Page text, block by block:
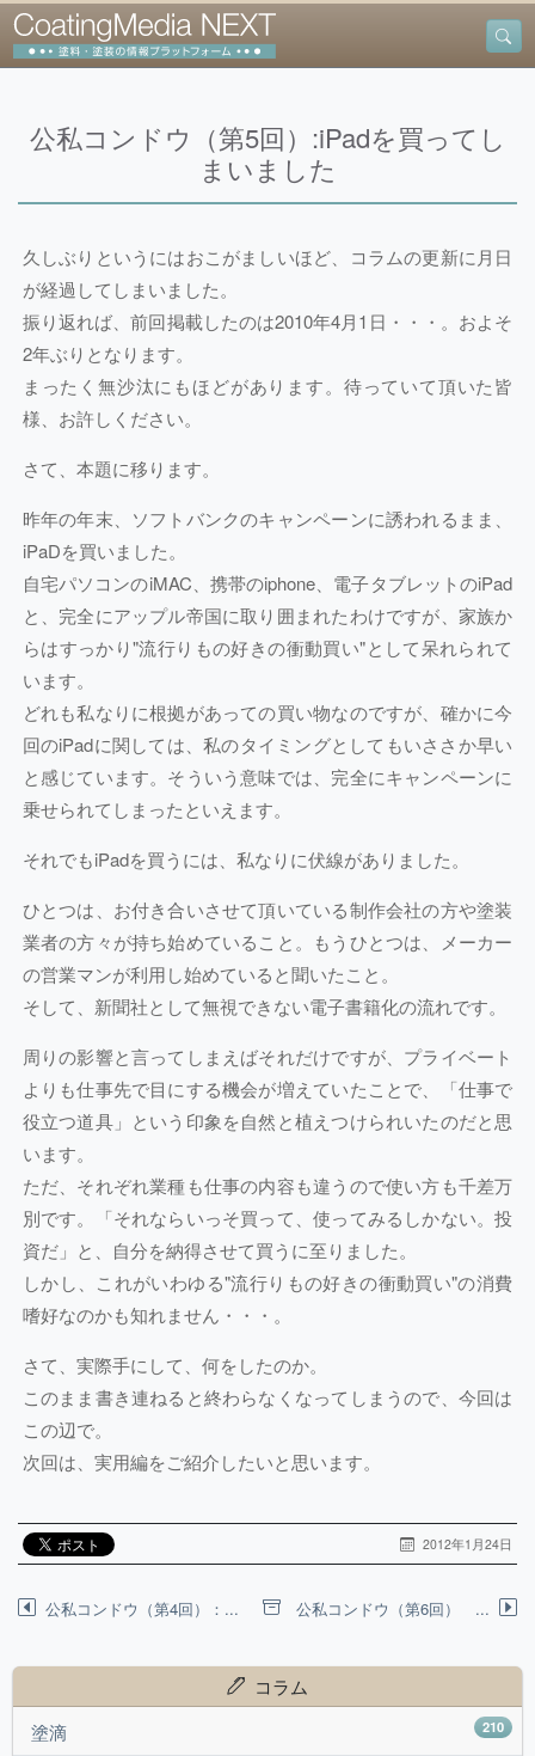
公私コンドウ（第5回）:iPadを買ってし
まいました
久しぶりというにはおこがましいほど、コラムの更新に月日
が経過してしまいました。
振り返れば、前回掲載したのは2010年4月1日・・・。およそ
2年ぶりとなります。
まったく無沙汰にもほどがあります。待っていて頂いた皆
様、お許しください。
さて、本題に移ります。
昨年の年末、ソフトバンクのキャンペーンに誘われるまま、
iPaDを買いました。
自宅パソコンのiMAC、携帯のiphone、電子タブレットのiPad
と、完全にアップル帝国に取り囲まれたわけですが、家族か
らはすっかり"流行りもの好きの衝動買い"として呆れられて
います。
どれも私なりに根拠があっての買い物なのですが、確かに今
回のiPadに関しては、私のタイミングとしてもいささか早い
と感じています。そういう意味では、完全にキャンペーンに
乗せられてしまったといえます。
それでもiPadを買うには、私なりに伏線がありました。
ひとつは、お付き合いさせて頂いている制作会社の方や塗装
業者の方々が持ち始めていること。もうひとつは、メーカー
の営業マンが利用し始めていると聞いたこと。
そして、新聞社として無視できない電子書籍化の流れです。
周りの影響と言ってしまえばそれだけですが、プライベート
よりも仕事先で目にする機会が増えていたことで、「仕事で
役立つ道具」という印象を自然と植えつけられいたのだと思
います。
ただ、それぞれ業種も仕事の内容も違うので使い方も千差万
別です。「それならいっそ買って、使ってみるしかない。投
資だ」と、自分を納得させて買うに至りました。
しかし、これがいわゆる"流行りもの好きの衝動買い"の消費
嗜好なのかも知れません・・・。
さて、実際手にして、何をしたのか。
このまま書き連ねると終わらなくなってしまうので、今回は
この辺で。
次回は、実用編をご紹介したいと思います。
2012年1月24日
公私コンドウ（第4回）：... 公私コンドウ（第6回） ...
コラム
塗滴
210